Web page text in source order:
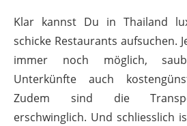
Klar kannst Du in Thailand
schicke Restaurants aufsuchen.
immer noch möglich,
Unterkünfte auch
Zudem sind die
erschwinglich. Und schliesslich